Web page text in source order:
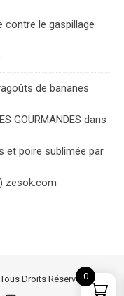
contre le gaspillage
de bananes
GOURMANDES dans
et poire sublimée par
zesok.com
Droits Réservés0